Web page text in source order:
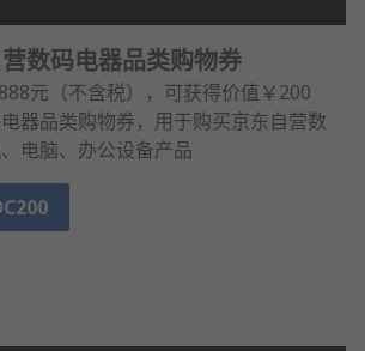
数码电器品类购物券
元（不含税），可获得价值￥200
器品类购物券，用于购买京东自营数
电脑、办公设备产品